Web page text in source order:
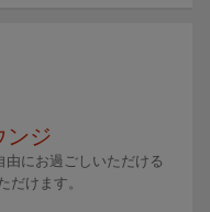
ンジ
由にお過ごしいただける
だけます。